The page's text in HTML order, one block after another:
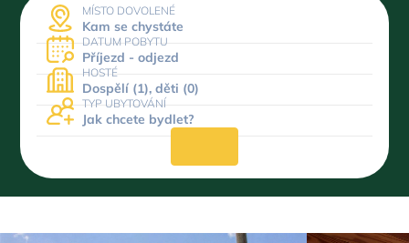
MÍSTO DOVOLENÉ
Kam se chystáte
DATUM POBYTU
Příjezd - odjezd
HOSTÉ
Dospělí (1), děti (0)
TYP UBYTOVÁNÍ
Jak chcete bydlet?